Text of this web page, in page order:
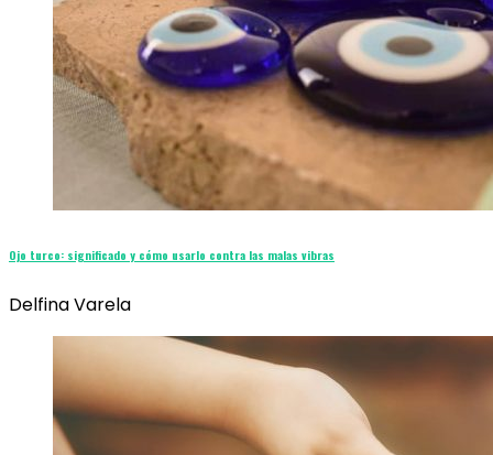
Ojo turco: significado y cómo usarlo contra las malas vibras
Delfina Varela